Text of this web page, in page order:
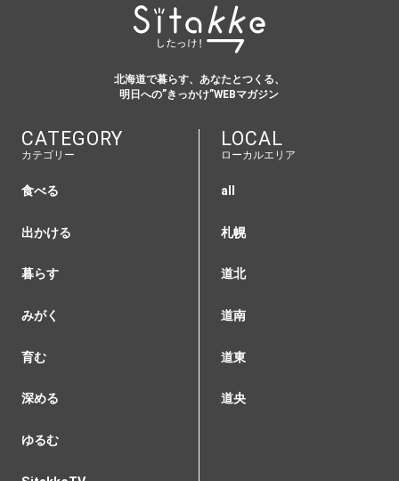
北海道で暮らす、あなたとつくる、
明日への”きっかけ”WEBマガジン
CATEGORY
カテゴリー
食べる
出かける
暮らす
みがく
育む
深める
ゆるむ
LOCAL
ローカルエリア
all
札幌
道北
道南
道東
道央